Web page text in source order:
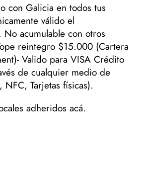
con Galicia en todos tus
válido el
acumulable con otros
reintegro $15.000 (Cartera
Valido para VISA Crédito
de cualquier medio de
NFC, Tarjetas físicas).
adheridos acá.